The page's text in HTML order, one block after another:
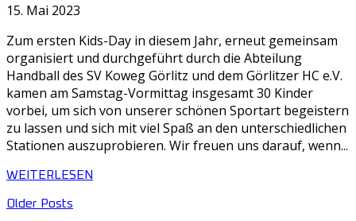
15. Mai 2023
Zum ersten Kids-Day in diesem Jahr, erneut gemeinsam
organisiert und durchgeführt durch die Abteilung
Handball des SV Koweg Görlitz und dem Görlitzer HC e.V.
kamen am Samstag-Vormittag insgesamt 30 Kinder
vorbei, um sich von unserer schönen Sportart begeistern
zu lassen und sich mit viel Spaß an den unterschiedlichen
Stationen auszuprobieren. Wir freuen uns darauf, wenn...
WEITERLESEN
Older Posts